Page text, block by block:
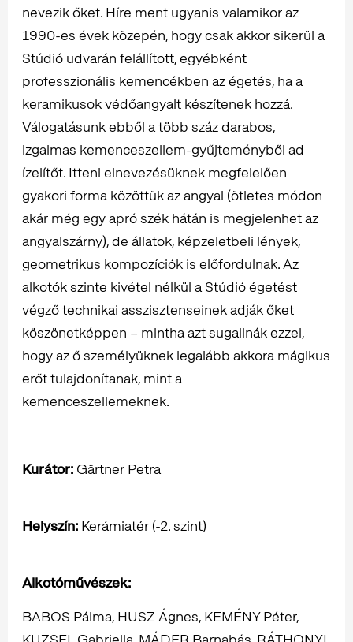
nevezik őket. Híre ment ugyanis valamikor az
1990-es évek közepén, hogy csak akkor sikerül a
Stúdió udvarán felállított, egyébként
professzionális kemencékben az égetés, ha a
keramikusok védőangyalt készítenek hozzá.
Válogatásunk ebből a több száz darabos,
izgalmas kemenceszellem-gyűjteményből ad
ízelítőt. Itteni elnevezésüknek megfelelően
gyakori forma közöttük az angyal (ötletes módon
akár még egy apró szék hátán is megjelenhet az
angyalszárny), de állatok, képzeletbeli lények,
geometrikus kompozíciók is előfordulnak. Az
alkotók szinte kivétel nélkül a Stúdió égetést
végző technikai asszisztenseinek adják őket
köszönetképpen – mintha azt sugallnák ezzel,
hogy az ő személyüknek legalább akkora mágikus
erőt tulajdonítanak, mint a
kemenceszellemeknek.
Kurátor: Gärtner Petra
Helyszín: Kerámiatér (-2. szint)
Alkotóművészek:
BABOS Pálma, HUSZ Ágnes, KEMÉNY Péter,